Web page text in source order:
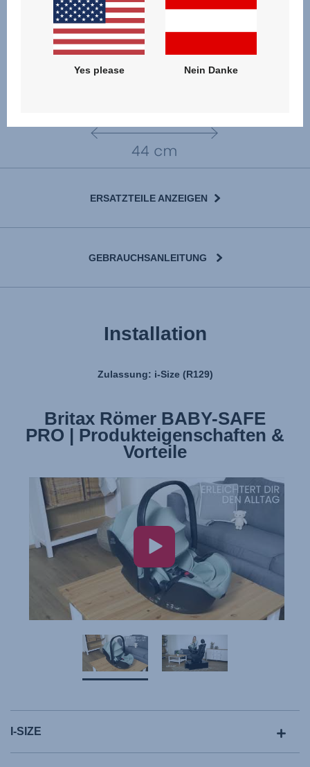
ERSATZTEILE ANZEIGEN
GEBRAUCHSANLEITUNG
Installation
Zulassung: i-Size (R129)
Britax Römer BABY-SAFE
PRO | Produkteigenschaften &
Vorteile
Britax Römer BABY-SAFE
PRO | Installation
I-SIZE
Yes please Nein Danke